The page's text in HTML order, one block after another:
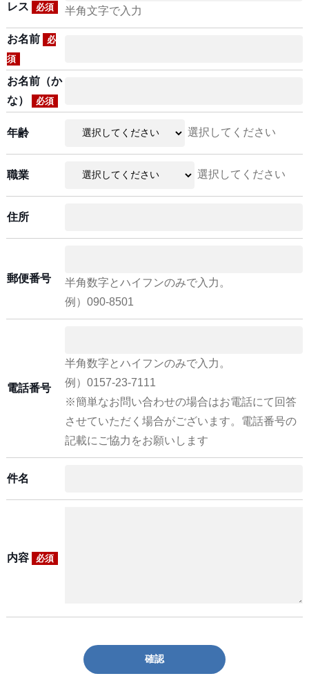
レス
必須 半角文字で入力
お名前
必
須
お名前（か
な）
必須
年齢 選択してください
職業 選択してください
住所
郵便番号
半角数字とハイフンのみで入力。
例）090-8501
電話番号
半角数字とハイフンのみで入力。
例）0157-23-7111
※簡単なお問い合わせの場合はお電話にて回答
させていただく場合がございます。電話番号の
記載にご協力をお願いします
件名
内容 必須
確認